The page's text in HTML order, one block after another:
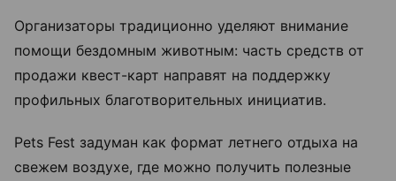
Организаторы традиционно уделяют внимание
помощи бездомным животным: часть средств от
продажи квест-карт направят на поддержку
профильных благотворительных инициатив.
Pets Fest задуман как формат летнего отдыха на
свежем воздухе, где можно получить полезные